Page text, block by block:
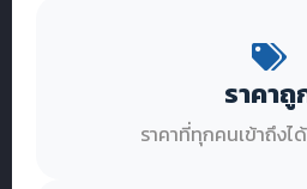
ราคาถู
ราคาที่ทุกคนเข้าถึง